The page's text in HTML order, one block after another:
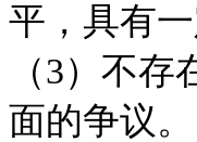
平，具有
（3）不
面的争议。